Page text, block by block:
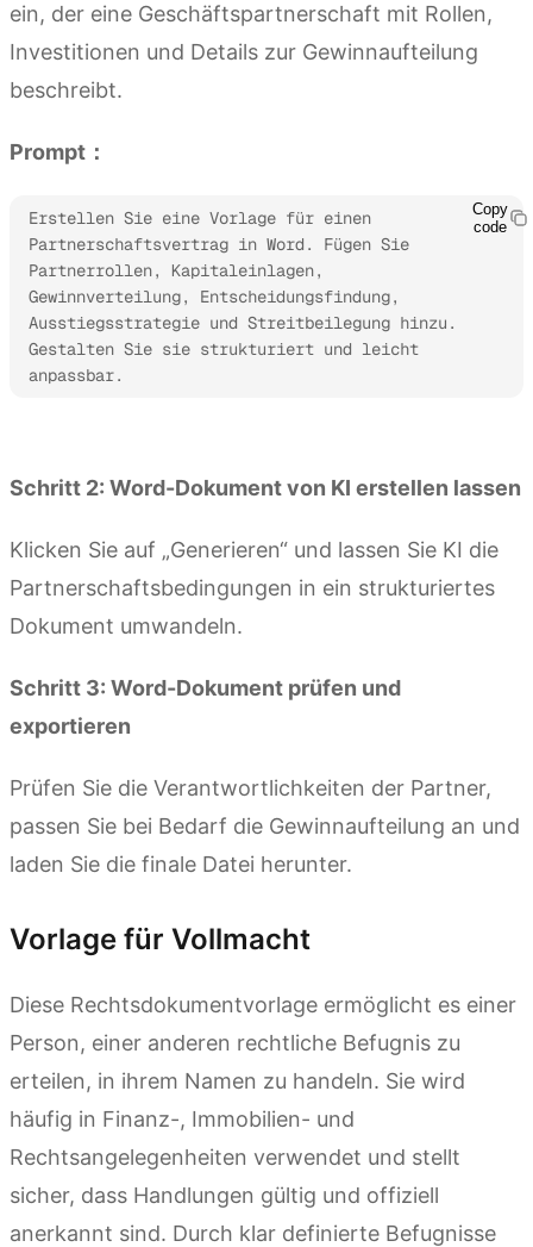
ein, der eine Geschäftspartnerschaft mit Rollen,
Investitionen und Details zur Gewinnaufteilung
beschreibt.
Prompt：
Erstellen Sie eine Vorlage für einen
Partnerschaftsvertrag in Word. Fügen Sie
Partnerrollen, Kapitaleinlagen,
Gewinnverteilung, Entscheidungsfindung,
Ausstiegsstrategie und Streitbeilegung hinzu.
Gestalten Sie sie strukturiert und leicht
anpassbar.
Copy
code
Schritt 2: Word-Dokument von KI erstellen lassen
Klicken Sie auf „Generieren“ und lassen Sie KI die
Partnerschaftsbedingungen in ein strukturiertes
Dokument umwandeln.
Schritt 3: Word-Dokument prüfen und
exportieren
Prüfen Sie die Verantwortlichkeiten der Partner,
passen Sie bei Bedarf die Gewinnaufteilung an und
laden Sie die finale Datei herunter.
Vorlage für Vollmacht
Diese Rechtsdokumentvorlage ermöglicht es einer
Person, einer anderen rechtliche Befugnis zu
erteilen, in ihrem Namen zu handeln. Sie wird
häufig in Finanz-, Immobilien- und
Rechtsangelegenheiten verwendet und stellt
sicher, dass Handlungen gültig und offiziell
anerkannt sind. Durch klar definierte Befugnisse